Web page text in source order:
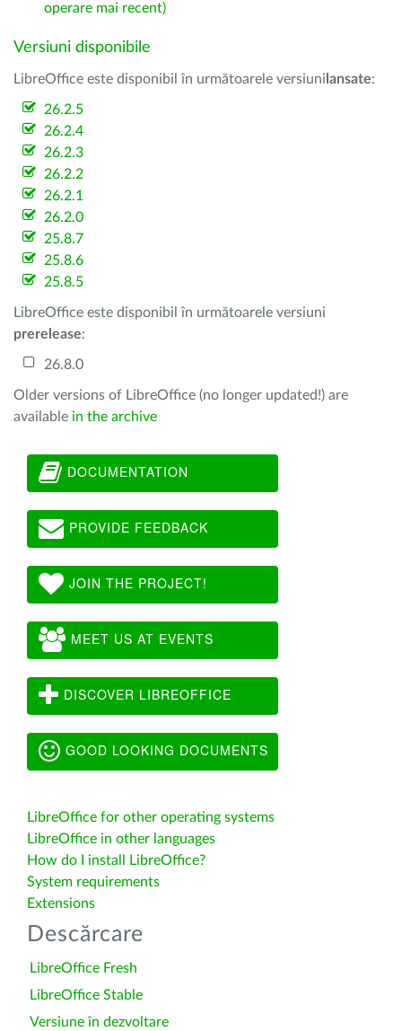
operare mai recent)
Versiuni disponibile
LibreOffice este disponibil în următoarele versiuni lansate:
26.2.5
26.2.4
26.2.3
26.2.2
26.2.1
26.2.0
25.8.7
25.8.6
25.8.5
LibreOffice este disponibil în următoarele versiuni
prerelease:
26.8.0
Older versions of LibreOffice (no longer updated!) are
available in the archive
DOCUMENTATION
PROVIDE FEEDBACK
JOIN THE PROJECT!
MEET US AT EVENTS
DISCOVER LIBREOFFICE
GOOD LOOKING DOCUMENTS
LibreOffice for other operating systems
LibreOffice in other languages
How do I install LibreOffice?
System requirements
Extensions
Descărcare
LibreOffice Fresh
LibreOffice Stable
Versiune în dezvoltare